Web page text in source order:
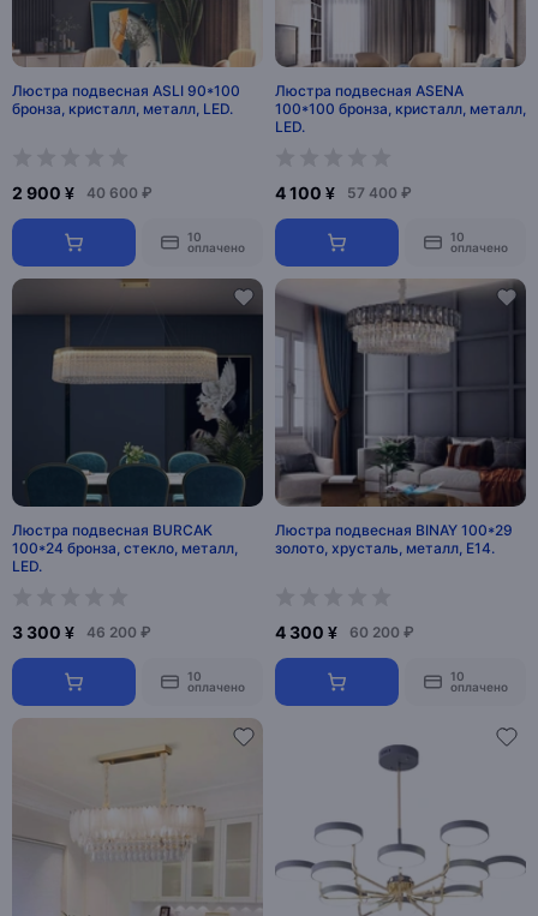
Люстра подвесная ASLI 90*100
бронза, кристалл, металл, LED.
2 900 ¥ 40 600 ₽
10
оплачено
Люстра подвесная ASENA
100*100 бронза, кристалл, металл,
LED.
4 100 ¥ 57 400 ₽
10
оплачено
Люстра подвесная BURCAK
100*24 бронза, стекло, металл,
LED.
3 300 ¥ 46 200 ₽
10
оплачено
Люстра подвесная BINAY 100*29
золото, хрусталь, металл, E14.
4 300 ¥ 60 200 ₽
10
оплачено